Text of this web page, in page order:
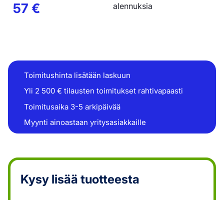
57 €
alennuksia
Toimitushinta lisätään laskuun
Yli 2 500 € tilausten toimitukset rahtivapaasti
Toimitusaika 3-5 arkipäivää
Myynti ainoastaan yritysasiakkaille
Kysy lisää tuotteesta